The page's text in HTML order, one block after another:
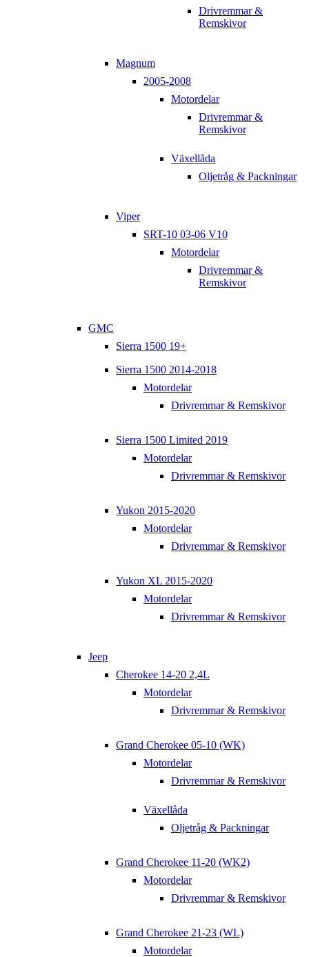
Drivremmar &
Remskivor
Magnum
2005-2008
Motordelar
Drivremmar &
Remskivor
Växellåda
Oljetråg & Packningar
Viper
SRT-10 03-06 V10
Motordelar
Drivremmar &
Remskivor
GMC
Sierra 1500 19+
Sierra 1500 2014-2018
Motordelar
Drivremmar & Remskivor
Sierra 1500 Limited 2019
Motordelar
Drivremmar & Remskivor
Yukon 2015-2020
Motordelar
Drivremmar & Remskivor
Yukon XL 2015-2020
Motordelar
Drivremmar & Remskivor
Jeep
Cherokee 14-20 2,4L
Motordelar
Drivremmar & Remskivor
Grand Cherokee 05-10 (WK)
Motordelar
Drivremmar & Remskivor
Växellåda
Oljetråg & Packningar
Grand Cherokee 11-20 (WK2)
Motordelar
Drivremmar & Remskivor
Grand Cherokee 21-23 (WL)
Motordelar